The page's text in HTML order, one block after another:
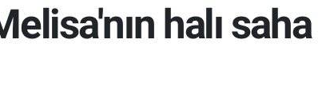
halı